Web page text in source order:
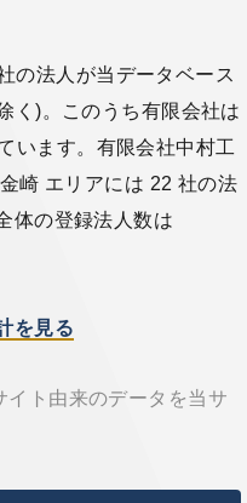
の法人が当データベース
く)。このうち有限会社は
います。有限会社中村工
崎 エリアには 22 社の法
体の登録法人数は
を見る
ト由来のデータを当サ